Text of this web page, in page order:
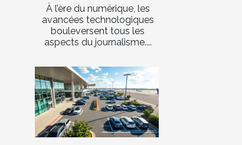
À l’ère du numérique, les
avancées technologiques
bouleversent tous les
aspects du journalisme....